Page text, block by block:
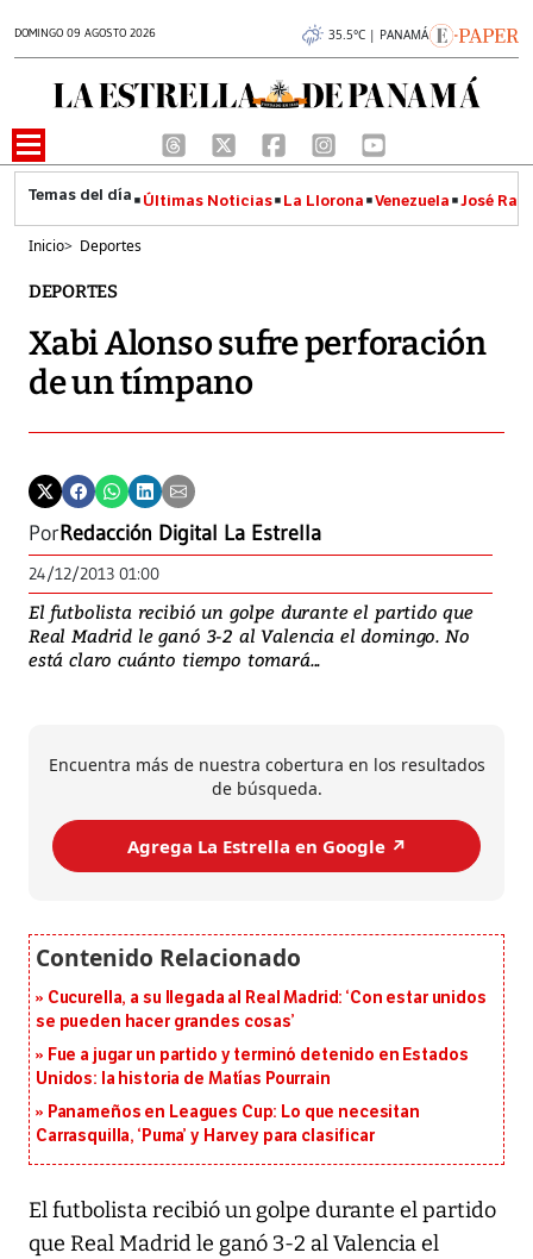
DOMINGO 09 AGOSTO 2026 35.5°C | PANAMÁ
Últimas Noticias La Llorona Venezuela José
Inicio> Deportes
DEPORTES
Xabi Alonso sufre perforación
de un tímpano
PorRedacción Digital La Estrella
24/12/2013 01:00
El futbolista recibió un golpe durante el partido que
Real Madrid le ganó 3-2 al Valencia el domingo. No
está claro cuánto tiempo tomará...
Encuentra más de nuestra cobertura en los resultados
de búsqueda.
Agrega La Estrella en Google ↗️
Cucurella, a su llegada al Real Madrid: ‘Con estar unidos
se pueden hacer grandes cosas’
Fue a jugar un partido y terminó detenido en Estados
Unidos: la historia de Matías Pourrain
Panameños en Leagues Cup: Lo que necesitan
Carrasquilla, ‘Puma’ y Harvey para clasificar
El futbolista recibió un golpe durante el partido
que Real Madrid le ganó 3-2 al Valencia el